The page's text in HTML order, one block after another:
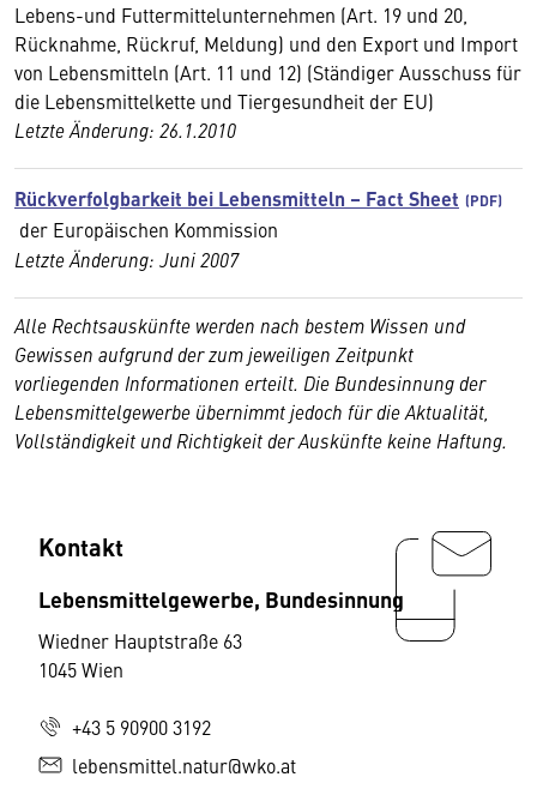
Lebens-und Futtermittelunternehmen (Art. 19 und 20,
Rücknahme, Rückruf, Meldung) und den Export und Import
von Lebensmitteln (Art. 11 und 12) (Ständiger Ausschuss für
die Lebensmittelkette und Tiergesundheit der EU)
Letzte Änderung: 26.1.2010
Rückverfolgbarkeit bei Lebensmitteln – Fact Sheet
der Europäischen Kommission
Letzte Änderung: Juni 2007
Alle Rechtsauskünfte werden nach bestem Wissen und
Gewissen aufgrund der zum jeweiligen Zeitpunkt
vorliegenden Informationen erteilt. Die Bundesinnung der
Lebensmittelgewerbe übernimmt jedoch für die Aktualität,
Vollständigkeit und Richtigkeit der Auskünfte keine Haftung.
Kontakt
Lebensmittelgewerbe, Bundesinnung
Wiedner Hauptstraße 63
1045 Wien
+43 5 90900 3192
lebensmittel.natur@wko.at